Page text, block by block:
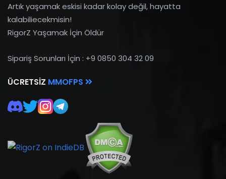
Artık yaşamak eskisi kadar kolay değil, hayatta
kalabiliecekmisin!
RigorZ Yaşamak İçin Öldür
Sipariş Sorunları İçin : +9 0850 304 32 09
ÜCRETSIZ MMOFPS